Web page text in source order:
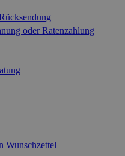
oder Ratenzahlung
Wunschzettel